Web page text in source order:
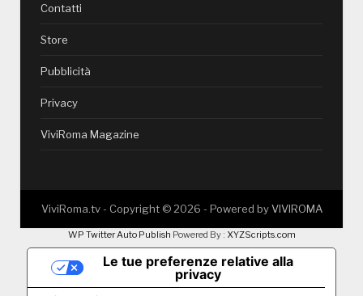
Contatti
Store
Pubblicità
Privacy
ViviRoma Magazine
ViviRoma.tv - Copyright © 2026 - Powered byVIVIROMA
WP Twitter Auto Publish Powered By : XYZScripts.com
Le tue preferenze relative alla
privacy